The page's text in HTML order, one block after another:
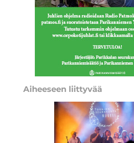
Aiheeseen liittyvää